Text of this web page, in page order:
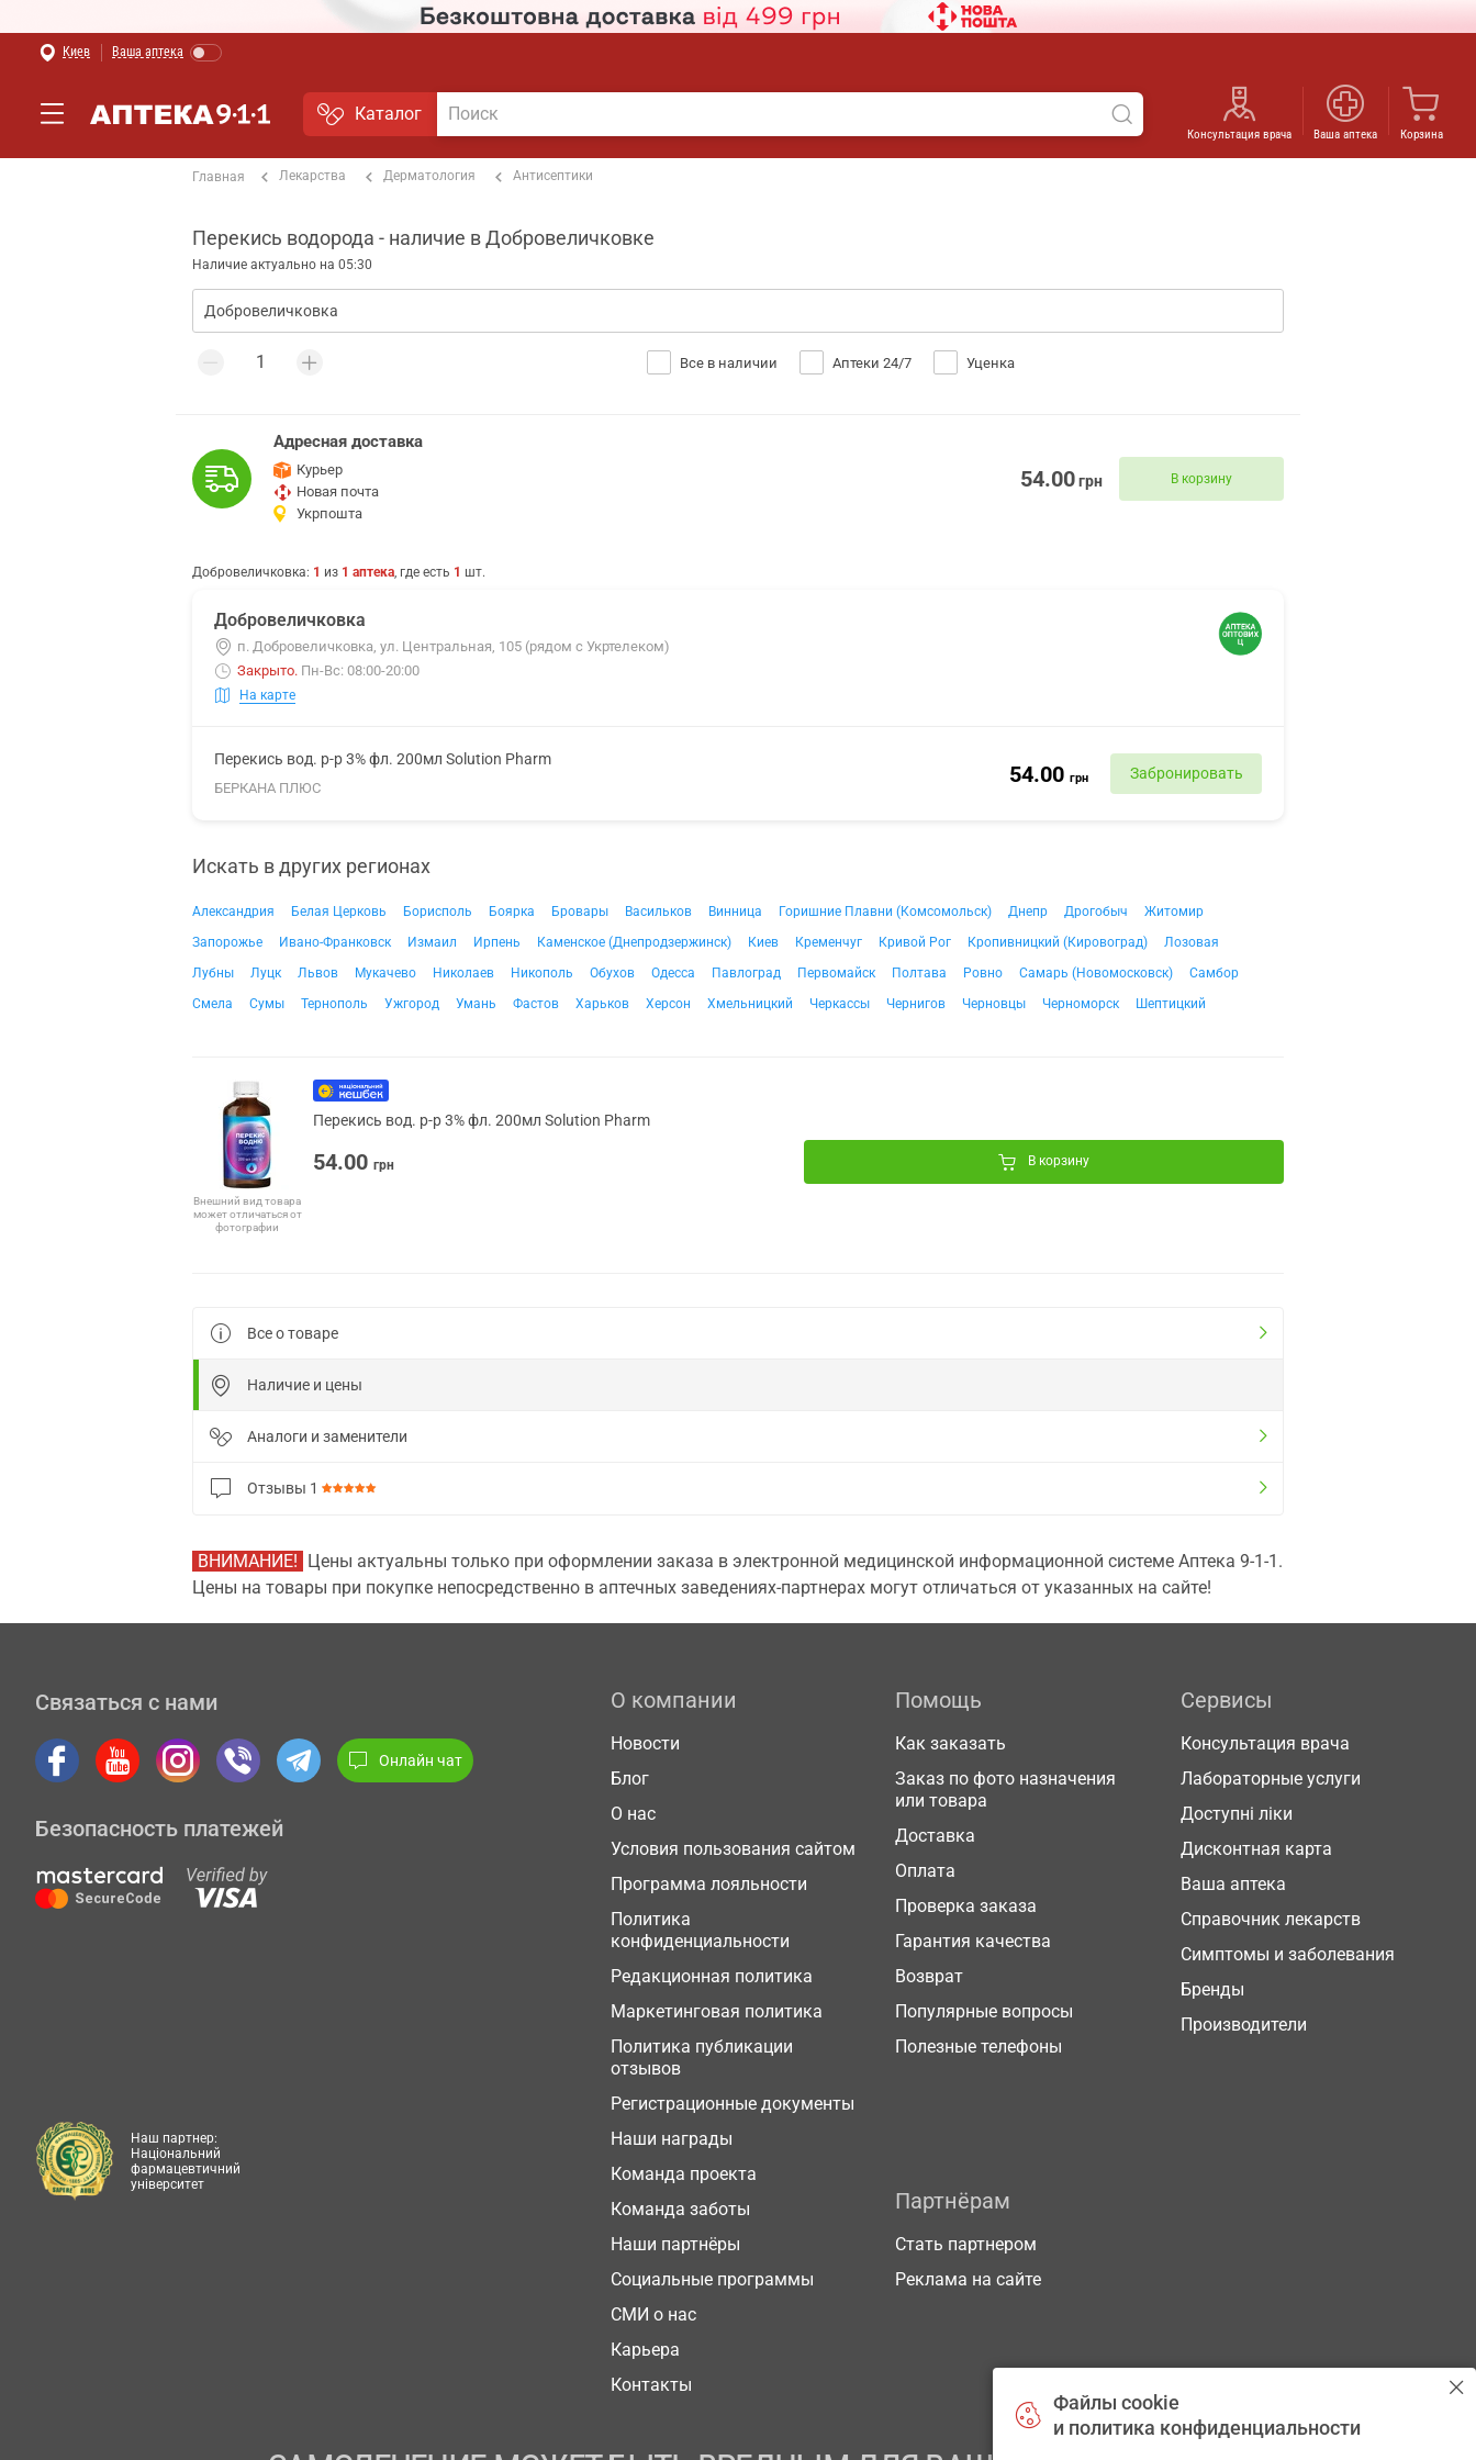
Киев Ваша аптека
Каталог
Консультация врача Ваша аптека Корзина
Главная Лекарства Дерматология Антисептики
Перекись водорода - наличие в Добровеличковке
Наличие актуально на 05:30
Все в наличии Аптеки 24/7 Уценка
Адресная доставка
Курьер
Новая почта
Укрпошта
54.00грн В корзину
Добровеличковка: 1 из 1 аптека, где есть 1 шт.
Добровеличковка
п. Добровеличковка, ул. Центральная, 105 (рядом с Укртелеком)
Закрыто. Пн-Вс: 08:00-20:00
На карте
Перекись вод. р-р 3% фл. 200мл Solution Pharm
БЕРКАНА ПЛЮС
54.00 грн Забронировать
Искать в других регионах
Александрия Белая Церковь Борисполь Боярка Бровары Васильков Винница Горишние Плавни (Комсомольск) Днепр Дрогобыч
Житомир
Запорожье
Ивано-Франковск Измаил Ирпень Каменское (Днепродзержинск) Киев Кременчуг Кривой Рог Кропивницкий (Кировоград)
Лозовая
Лубны
Луцк Львов Мукачево Николаев Никополь Обухов Одесса Павлоград Первомайск Полтава Ровно Самарь (Новомосковск)
Самбор
Смела
Сумы Тернополь Ужгород Умань Фастов Харьков Херсон Хмельницкий Черкассы Чернигов Черновцы Черноморск Шептицкий
Внешний вид товара
может отличаться от
фотографии
Перекись вод. р-р 3% фл. 200мл Solution Pharm
54.00 грн В корзину
Все о товаре
Наличие и цены
Аналоги и заменители
Отзывы 1
ВНИМАНИЕ! Цены актуальны только при оформлении заказа в электронной медицинской информационной системе Аптека 9-1-1.
Цены на товары при покупке непосредственно в аптечных заведениях-партнерах могут отличаться от указанных на сайте!
Связаться с нами
Онлайн чат
Безопасность платежей
О компании
Новости
Блог
О нас
Условия пользования сайтом
Программа лояльности
Политика
конфиденциальности
Редакционная политика
Маркетинговая политика
Политика публикации
отзывов
Регистрационные документы
Наши награды
Команда проекта
Команда заботы
Наши партнёры
Социальные программы
СМИ о нас
Карьера
Контакты
Помощь
Как заказать
Заказ по фото назначения
или товара
Доставка
Оплата
Проверка заказа
Гарантия качества
Возврат
Популярные вопросы
Полезные телефоны
Сервисы
Консультация врача
Лабораторные услуги
Доступні ліки
Дисконтная карта
Ваша аптека
Справочник лекарств
Симптомы и заболевания
Бренды
Производители
Партнёрам
Стать партнером
Реклама на сайте
Наш партнер:
Національний
фармацевтичний
університет
Файлы cookie
и политика конфиденциальности